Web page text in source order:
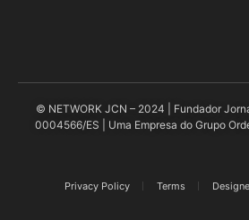
© NETWORK JCN – 2024 | Fundador
0004566/ES | Uma Empresa do Grupo
Privacy Policy Terms